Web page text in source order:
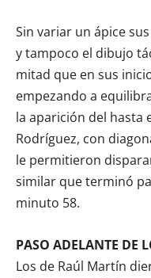
Sin variar un ápice
y tampoco el dibujo
mitad que en sus
empezando a
la aparición del hasta
Rodríguez, con
le permitieron
similar que terminó
minuto 58.
PASO ADELANTE DE
Los de Raúl Martín